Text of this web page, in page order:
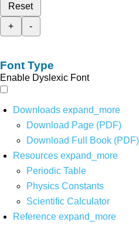
Reset
+
-
Font Type
Enable Dyslexic Font
Downloads expand_more
Download Page (PDF)
Download Full Book (PDF)
Resources expand_more
Periodic Table
Physics Constants
Scientific Calculator
Reference expand_more